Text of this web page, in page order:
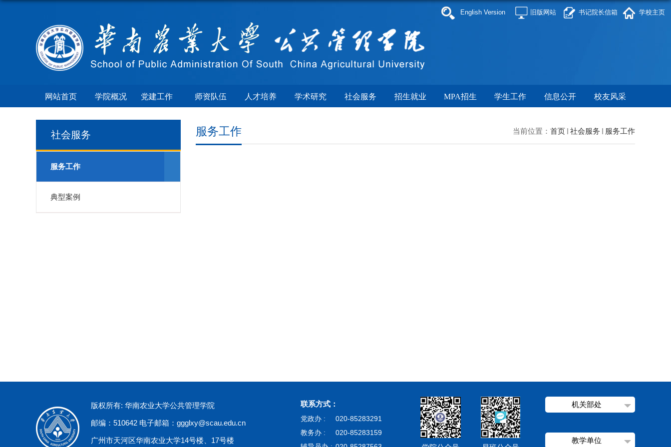
English Version 旧版网站 书记院长信箱 学校主页
网站首页 学院概况 党建工作 师资队伍 人才培养 学术研究 社会服务 招生就业 MPA招生 学生工作 信息公开 校友风采
社会服务
服务工作
典型案例
当前位置： 首页 社会服务 服务工作
服务工作
版权所有: 华南农业大学公共管理学院
邮编：510642 电子邮箱：ggglxy@scau.edu.cn
广州市天河区华南农业大学14号楼、17号楼
联系方式：
党政办 :
020-85283291
教务办 :
020-85283159
机关部处
教学单位